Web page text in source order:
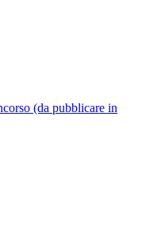
(da pubblicare in